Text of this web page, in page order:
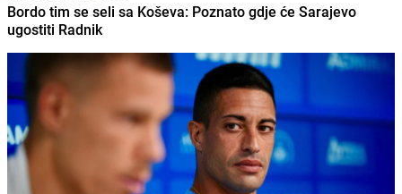
Bordo tim se seli sa Koševa: Poznato gdje će Sarajevo
ugostiti Radnik